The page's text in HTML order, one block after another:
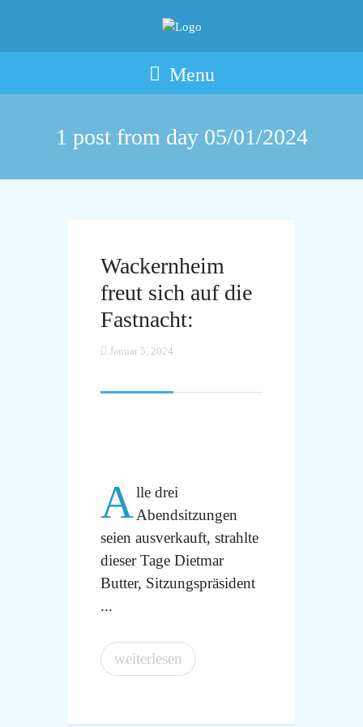
Menu
1 post from day 05/01/2024
Wackernheim
freut sich auf die
Fastnacht:
Januar 5, 2024
Alle drei
Abendsitzungen
seien ausverkauft, strahlte
dieser Tage Dietmar
Butter, Sitzungspräsident
...
weiterlesen